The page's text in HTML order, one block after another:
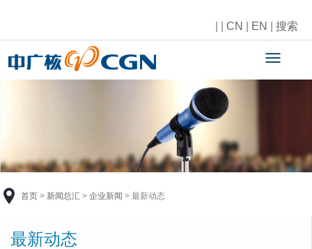
CN EN 搜索
首页 > 新闻总汇 > 企业新闻 > 最新动态
最新动态